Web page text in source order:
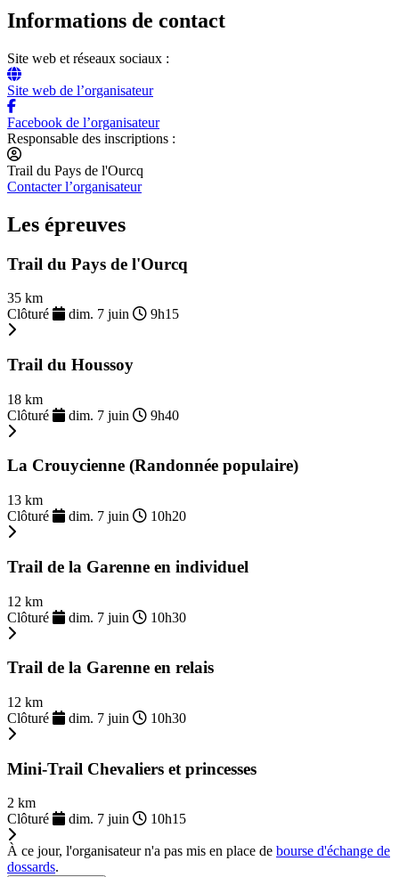
Informations de contact
Site web et réseaux sociaux :
Site web de l’organisateur
Facebook de l’organisateur
Responsable des inscriptions :
Trail du Pays de l'Ourcq
Contacter l’organisateur
Les épreuves
Trail du Pays de l'Ourcq
35 km
Clôturé
dim. 7 juin 9h15
Trail du Houssoy
18 km
Clôturé
dim. 7 juin 9h40
La Crouycienne (Randonnée populaire)
13 km
Clôturé
dim. 7 juin 10h20
Trail de la Garenne en individuel
12 km
Clôturé
dim. 7 juin 10h30
Trail de la Garenne en relais
12 km
Clôturé
dim. 7 juin 10h30
Mini-Trail Chevaliers et princesses
2 km
Clôturé
dim. 7 juin 10h15
À ce jour, l'organisateur n'a pas mis en place de bourse d'échange de
dossards.